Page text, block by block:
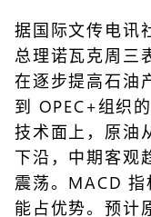
据国际文传电讯
总理诺瓦克周三
在逐步提高石油
到 OPEC+组织
技术面上，原油
下沿，中期客观
震荡。MACD
能占优势。预计